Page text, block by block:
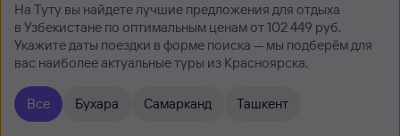
На Туту вы найдете лучшие предложения для отдыха
в Узбекистане по оптимальным ценам от 102 ⁠449 руб.
Укажите даты поездки в форме поиска — мы подберём для
вас наиболее актуальные туры из Красноярска.
Все Бухара Самарканд Ташкент